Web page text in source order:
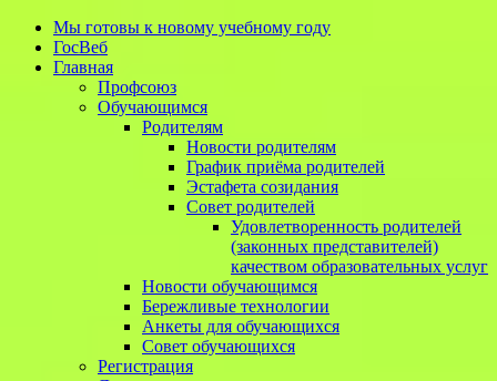
Мы готовы к новому учебному году
ГосВеб
Главная
Профсоюз
Обучающимся
Родителям
Новости родителям
График приёма родителей
Эстафета созидания
Совет родителей
Удовлетворенность родителей
(законных представителей)
качеством образовательных услуг
Новости обучающимся
Бережливые технологии
Анкеты для обучающихся
Совет обучающихся
Регистрация